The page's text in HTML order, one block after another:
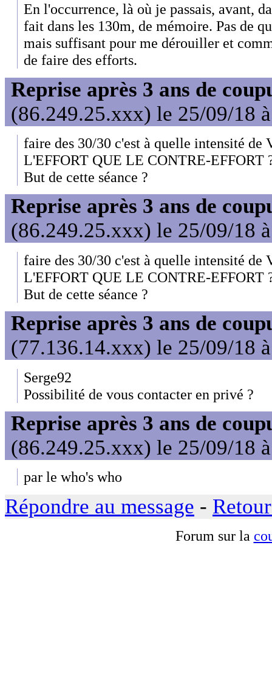
En l'occurrence, là où je passais, avant,
fait dans les 130m, de mémoire. Pas de
mais suffisant pour me dérouiller et
de faire des efforts.
Reprise après 3 ans de
(86.249.25.xxx) le 25/09/18
faire des 30/30 c'est à quelle intensité
L'EFFORT QUE LE CONTRE-EFFORT
But de cette séance ?
Reprise après 3 ans de
(86.249.25.xxx) le 25/09/18
faire des 30/30 c'est à quelle intensité
L'EFFORT QUE LE CONTRE-EFFORT
But de cette séance ?
Reprise après 3 ans de
(77.136.14.xxx) le 25/09/18
Serge92
Possibilité de vous contacter en privé ?
Reprise après 3 ans de
(86.249.25.xxx) le 25/09/18
par le who's who
Répondre au message -
Forum sur la